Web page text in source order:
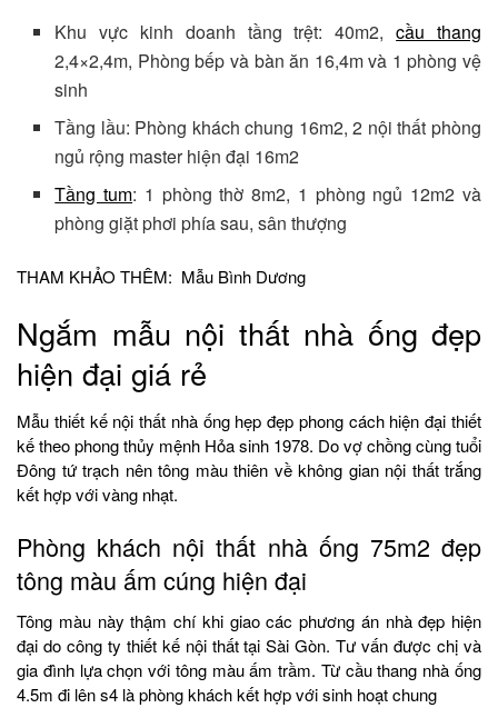
Khu vực kinh doanh tầng trệt: 40m2,cầu thang
2,4×2,4m, Phòng bếp và bàn ăn 16,4m và 1 phòng vệ
sinh
Tầng lầu: Phòng khách chung 16m2, 2 nội thất phòng
ngủ rộng master hiện đại 16m2
Tầng tum: 1 phòng thờ 8m2, 1 phòng ngủ 12m2 và
phòng giặt phơi phía sau, sân thượng
THAM KHẢO THÊM: Mẫu Bình Dương
Ngắm mẫu nội thất nhà ống đẹp
hiện đại giá rẻ
Mẫu thiết kế nội thất nhà ống hẹp đẹp phong cách hiện đại thiết
kế theo phong thủy mệnh Hỏa sinh 1978. Do vợ chồng cùng tuổi
Đông tứ trạch nên tông màu thiên về không gian nội thất trắng
kết hợp với vàng nhạt.
Phòng khách nội thất nhà ống 75m2 đẹp
tông màu ấm cúng hiện đại
Tông màu này thậm chí khi giao các phương án nhà đẹp hiện
đại do công ty thiết kế nội thất tại Sài Gòn. Tư vấn được chị và
gia đình lựa chọn với tông màu ấm trầm. Từ cầu thang nhà ống
4.5m đi lên s4 là phòng khách kết hợp với sinh hoạt chung